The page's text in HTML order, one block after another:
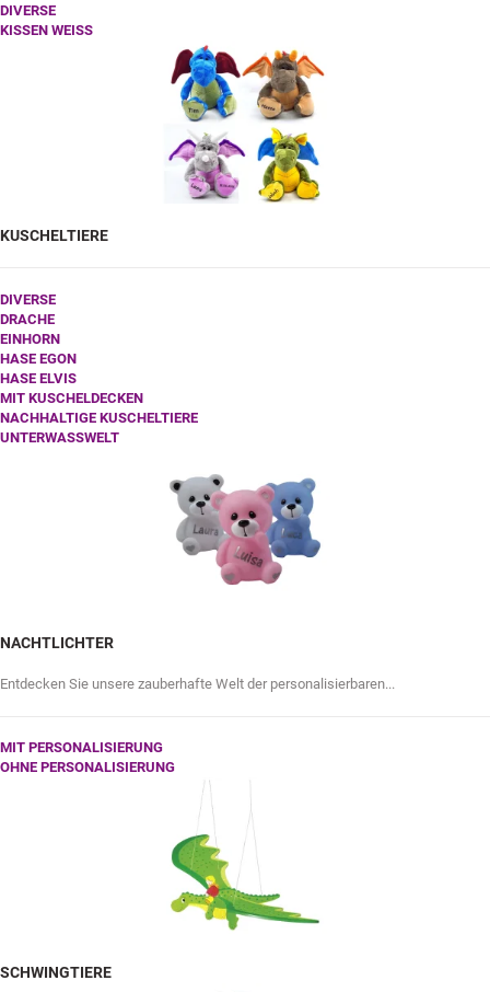
DIVERSE
KISSEN WEISS
KUSCHELTIERE
DIVERSE
DRACHE
EINHORN
HASE EGON
HASE ELVIS
MIT KUSCHELDECKEN
NACHHALTIGE KUSCHELTIERE
UNTERWASSWELT
NACHTLICHTER
Entdecken Sie unsere zauberhafte Welt der personalisierbaren...
MIT PERSONALISIERUNG
OHNE PERSONALISIERUNG
SCHWINGTIERE